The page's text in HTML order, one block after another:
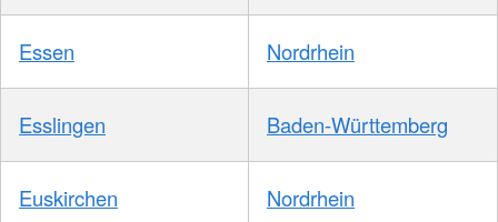
Essen Nordrhein
Esslingen Baden-Württemberg
Euskirchen Nordrhein